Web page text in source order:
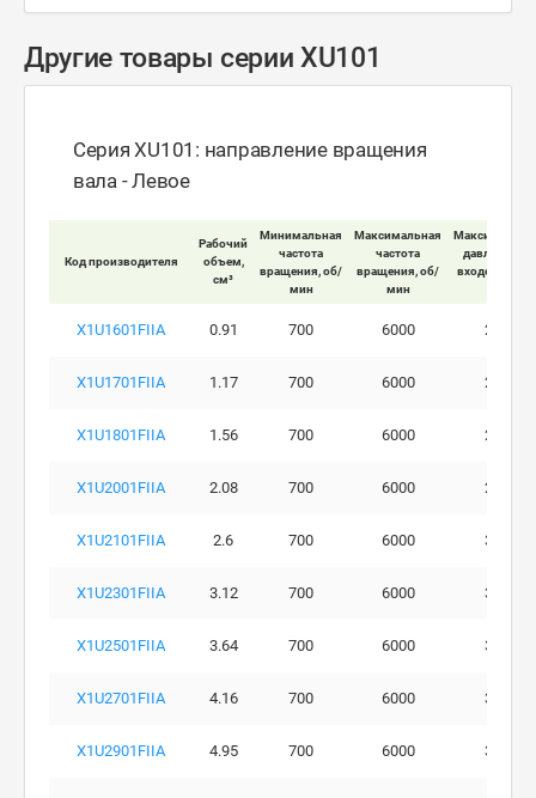
Другие товары серии XU101
Серия XU101: направление вращения
вала - Левое
Код производителя
Рабочий
объем,
см³
Минимальная
частота
вращения, об/
мин
Максимальная
частота
вращения, об/
мин
давление на
входе
X1U1601FIIA 0.91 700 6000 280
X1U1701FIIA 1.17 700 6000 290
X1U1801FIIA 1.56 700 6000 290
X1U2001FIIA 2.08 700 6000 290
X1U2101FIIA 2.6 700 6000 300
X1U2301FIIA 3.12 700 6000 300
X1U2501FIIA 3.64 700 6000 300
X1U2701FIIA 4.16 700 6000 300
X1U2901FIIA 4.95 700 6000 300